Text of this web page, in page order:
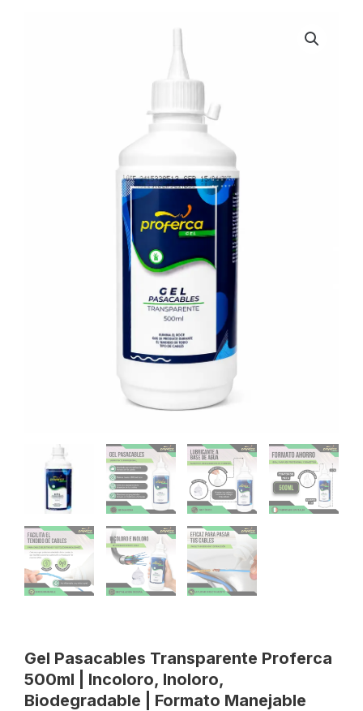
Gel Pasacables Transparente Proferca
500ml | Incoloro, Inoloro,
Biodegradable | Formato Manejable